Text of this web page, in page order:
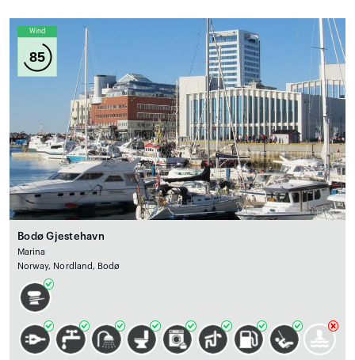
Wind
85
Bodø Gjestehavn
Marina
Norway, Nordland, Bodø